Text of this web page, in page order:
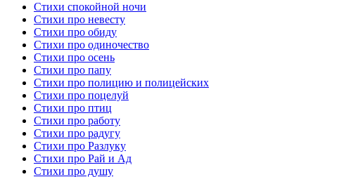
Стихи спокойной ночи
Стихи про невесту
Стихи про обиду
Стихи про одиночество
Стихи про осень
Стихи про папу
Стихи про полицию и полицейских
Стихи про поцелуй
Стихи про птиц
Стихи про работу
Стихи про радугу
Стихи про Разлуку
Стихи про Рай и Ад
Стихи про душу